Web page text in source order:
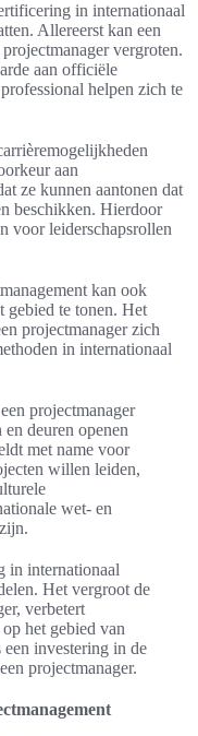
in internationaal
Allereerst kan een
vergroten.
aan officiële
helpen zich te
aan
ze kunnen aantonen dat
beschikken. Hierdoor
voor leiderschapsrollen
kan ook
gebied te tonen. Het
projectmanager zich
in internationaal
projectmanager
deuren openen
met name voor
willen leiden,
wet- en
in internationaal
Het vergroot de
verbetert
het gebied van
investering in de
projectmanager.